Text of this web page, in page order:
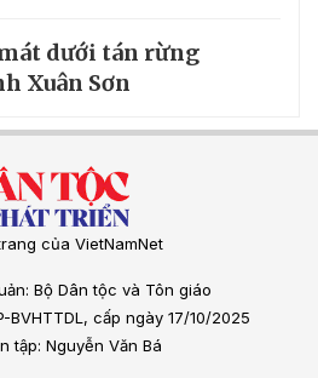
dưới tán rừng
Xuân Sơn
của VietNamNet
Bộ Dân tộc và Tôn giáo
BVHTTDL, cấp ngày 17/10/2025
tập: Nguyễn Văn Bá